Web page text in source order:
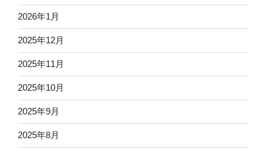
2026年1月
2025年12月
2025年11月
2025年10月
2025年9月
2025年8月